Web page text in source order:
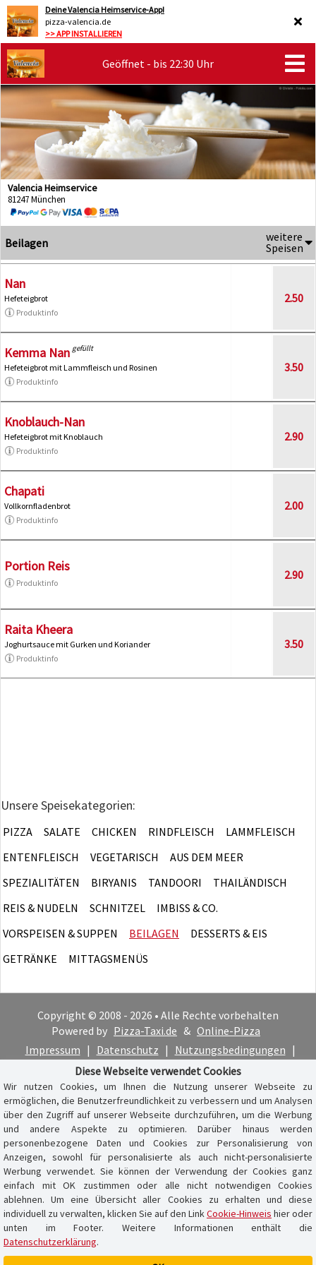
Deine Valencia Heimservice-App!
pizza-valencia.de
>> APP INSTALLIEREN
Geöffnet - bis 22:30 Uhr
Valencia Heimservice
81247 München
Beilagen
weitere
Speisen
Nan
Hefeteigbrot
Produktinfo
2.50
Kemma Nan gefüllt
Hefeteigbrot mit Lammfleisch und Rosinen
Produktinfo
3.50
Knoblauch-Nan
Hefeteigbrot mit Knoblauch
Produktinfo
2.90
Chapati
Vollkornfladenbrot
Produktinfo
2.00
Portion Reis
Produktinfo
2.90
Raita Kheera
Joghurtsauce mit Gurken und Koriander
Produktinfo
3.50
Unsere Speisekategorien:
PIZZA SALATE CHICKEN RINDFLEISCH
LAMMFLEISCH
ENTENFLEISCH
VEGETARISCH
AUS DEM MEER
SPEZIALITÄTEN
BIRYANIS TANDOORI
THAILÄNDISCH
REIS & NUDELN
SCHNITZEL
IMBISS & CO.
VORSPEISEN & SUPPEN
BEILAGEN
DESSERTS & EIS
GETRÄNKE
MITTAGSMENÜS
Copyright © 2008 - 2026 • Alle Rechte vorbehalten
Powered by Pizza-Taxi.de & Online-Pizza
Impressum | Datenschutz | Nutzungsbedingungen |
Cookie-Hinweis
Diese Webseite verwendet Cookies
Wir nutzen Cookies, um Ihnen die Nutzung unserer Webseite zu
ermöglichen, die Benutzerfreundlichkeit zu verbessern und um Analysen
über den Zugriff auf unserer Webseite durchzuführen, um die Werbung
und andere Aspekte zu optimieren. Darüber hinaus werden
personenbezogene Daten und Cookies zur Personalisierung von
Anzeigen, sowohl für personalisierte als auch nicht-personalisierte
Werbung verwendet. Sie können der Verwendung der Cookies ganz
einfach mit OK zustimmen oder alle nicht notwendigen Cookies
ablehnen. Um eine Übersicht aller Cookies zu erhalten und diese
individuell zu verwalten, klicken Sie auf den LinkCookie-Hinweis hier oder
unten im Footer. Weitere Informationen enthält die
Datenschutzerklärung.